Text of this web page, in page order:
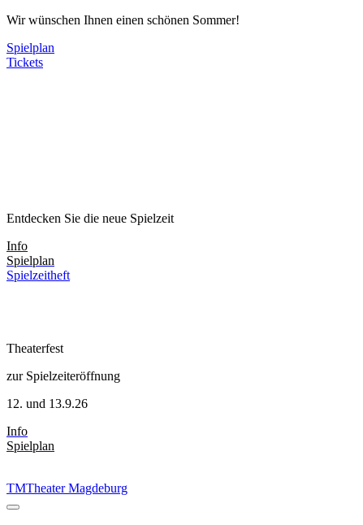
Wir wünschen Ihnen einen schönen Sommer!
Spielplan
Tickets
Entdecken Sie die neue Spielzeit
Info
Spielplan
Spielzeitheft
Theaterfest
zur Spielzeiteröffnung
12. und 13.9.26
Info
Spielplan
TMTheater Magdeburg